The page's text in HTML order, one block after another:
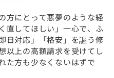
方にとって悪夢のような経
直してほしい」一心で、ふ
日対応」「格安」を謳う修
以上の高額請求を受けてし
た方も少なくないはずで